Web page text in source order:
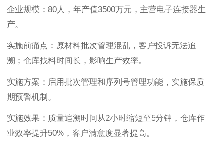
企业规模：80人，年产值3500万元，主营电子连接器生
产。
实施前痛点：原材料批次管理混乱，客户投诉无法追
溯；仓库找料时间长，影响生产效率。
实施方案：启用批次管理和序列号管理功能，实施保质
期预警机制。
实施效果：质量追溯时间从2小时缩短至5分钟，仓库作
业效率提升50%，客户满意度显著提高。